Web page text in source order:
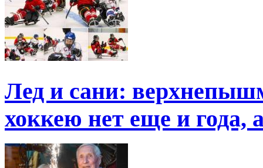
Лед и сани:
хоккею нет еще и года,